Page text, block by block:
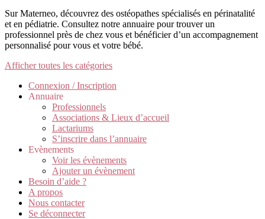
Sur Materneo, découvrez des ostéopathes spécialisés en périnatalité
et en pédiatrie. Consultez notre annuaire pour trouver un
professionnel près de chez vous et bénéficier d’un accompagnement
personnalisé pour vous et votre bébé.
Afficher toutes les catégories
Connexion / Inscription
Annuaire
Professionnels
Associations & Lieux d’accueil
Lactariums
S’inscrire dans l’annuaire
Evènements
Voir les évènements
Ajouter un évènement
Besoin d’aide ?
A propos
Nous contacter
Se déconnecter